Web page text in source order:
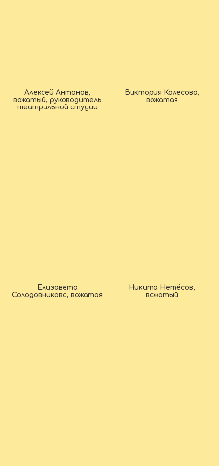
Алексей Антонов,
вожатый, руководитель
театральной студии
Виктория Колесова,
вожатая
Елизавета
Солодовникова, вожатая
Никита Нетёсов,
вожатый